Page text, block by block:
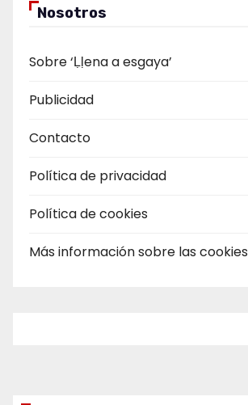
Nosotros
Sobre ‘Ḷḷena a esgaya’
Publicidad
Contacto
Política de privacidad
Política de cookies
Más información sobre las cookies